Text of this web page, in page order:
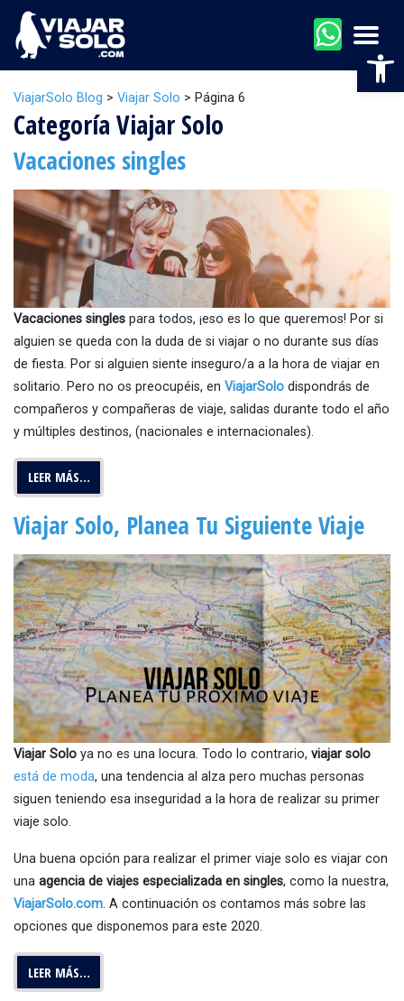
ViajarSolo Blog > Viajar Solo > Página 6
Categoría Viajar Solo
Vacaciones singles
Vacaciones singles para todos, ¡eso es lo que queremos! Por si
alguien se queda con la duda de si viajar o no durante sus días
de fiesta. Por si alguien siente inseguro/a a la hora de viajar en
solitario. Pero no os preocupéis, en ViajarSolo dispondrás de
compañeros y compañeras de viaje, salidas durante todo el año
y múltiples destinos, (nacionales e internacionales).
LEER MÁS…
Viajar Solo, Planea Tu Siguiente Viaje
Viajar Solo ya no es una locura. Todo lo contrario, viajar solo
está de moda, una tendencia al alza pero muchas personas
siguen teniendo esa inseguridad a la hora de realizar su primer
viaje solo.
Una buena opción para realizar el primer viaje solo es viajar con
una agencia de viajes especializada en singles, como la nuestra,
ViajarSolo.com. A continuación os contamos más sobre las
opciones que disponemos para este 2020.
LEER MÁS…